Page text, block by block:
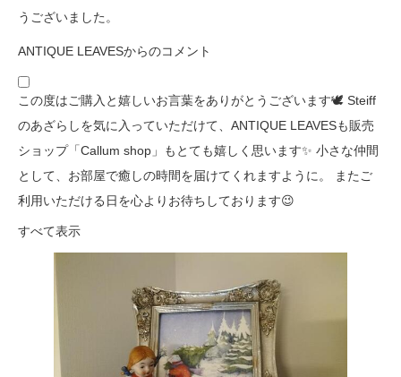
うございました。
ANTIQUE LEAVESからのコメント
この度はご購入と嬉しいお言葉をありがとうございます🕊️ Steiff
のあざらしを気に入っていただけて、ANTIQUE LEAVESも販売
ショップ「Callum shop」もとても嬉しく思います✨ 小さな仲間
として、お部屋で癒しの時間を届けてくれますように。 またご
利用いただける日を心よりお待ちしております😉
すべて表示